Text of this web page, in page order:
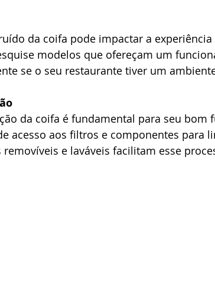
da coifa pode impactar a
modelos que ofereçam um
se o seu restaurante tiver um
da coifa é fundamental para seu bom
acesso aos filtros e componentes para
removíveis e laváveis facilitam esse